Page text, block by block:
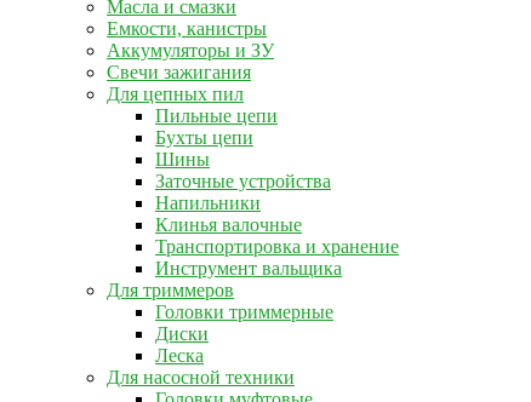
Масла и смазки
Емкости, канистры
Аккумуляторы и ЗУ
Свечи зажигания
Для цепных пил
Пильные цепи
Бухты цепи
Шины
Заточные устройства
Напильники
Клинья валочные
Транспортировка и хранение
Инструмент вальщика
Для триммеров
Головки триммерные
Диски
Леска
Для насосной техники